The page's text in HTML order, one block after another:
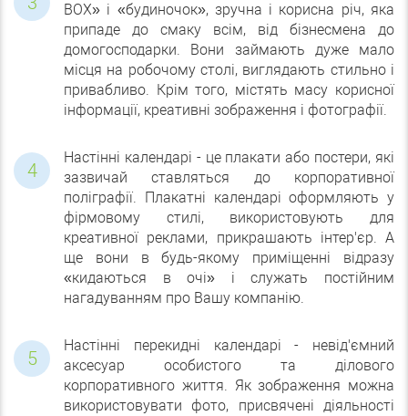
ВОХ» і «будиночок», зручна і корисна річ, яка
припаде до смаку всім, від бізнесмена до
домогосподарки. Вони займають дуже мало
місця на робочому столі, виглядають стильно і
привабливо. Крім того, містять масу корисної
інформації, креативні зображення і фотографії.
Настінні календарі - це плакати або постери, які
зазвичай ставляться до корпоративної
поліграфії. Плакатні календарі оформляють у
фірмовому стилі, використовують для
креативної реклами, прикрашають інтер'єр. А
ще вони в будь-якому приміщенні відразу
«кидаються в очі» і служать постійним
нагадуванням про Вашу компанію.
Настінні перекидні календарі - невід'ємний
аксесуар особистого та ділового
корпоративного життя. Як зображення можна
використовувати фото, присвячені діяльності